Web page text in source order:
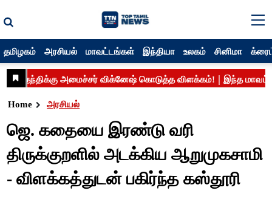
தமிழகம் அரசியல் மாவட்டங்கள் இந்தியா உலகம் சினிமா
Home அரசியல்
ஜெ. கதையை இரண்டு வரி
திருக்குறளில் அடக்கிய ஆறுமுகசாமி
- விளக்கத்துடன் பகிர்ந்த கஸ்தூரி